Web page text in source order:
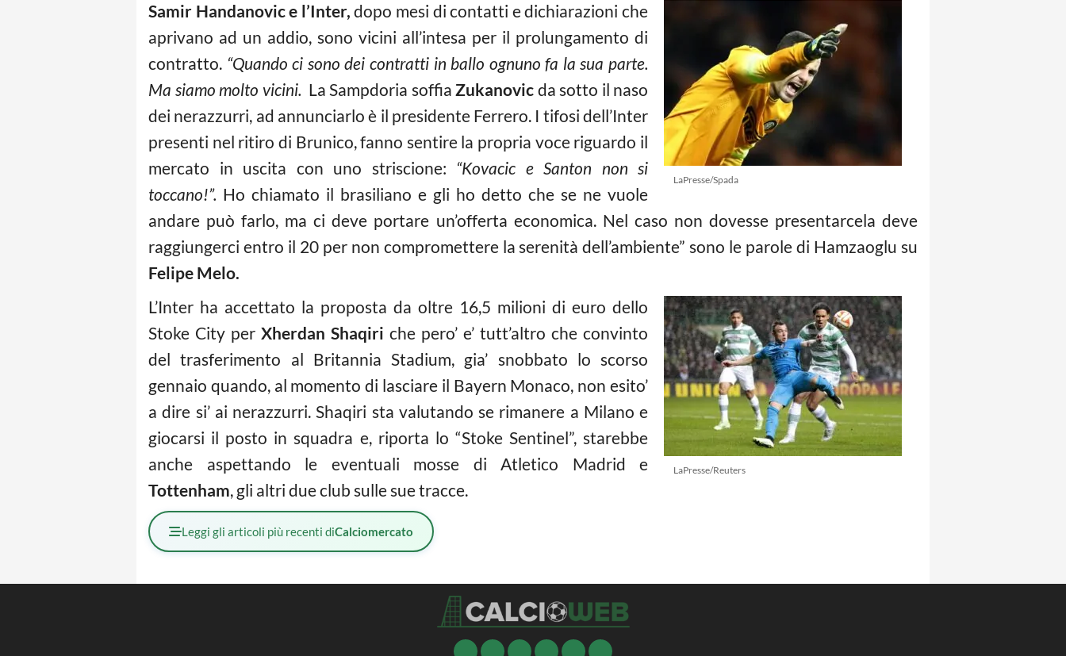
LaPresse/Spada
Samir Handanovic e l’Inter,dopo mesi di contatti e dichiarazioni che
aprivano ad un addio, sono vicini all’intesa per il prolungamento di
contratto. “Quando ci sono dei contratti in ballo ognuno fa la sua parte.
Ma siamo molto vicini. La Sampdoria soffia Zukanovic da sotto il naso
dei nerazzurri, ad annunciarlo è il presidente Ferrero. I tifosi dell’Inter
presenti nel ritiro di Brunico, fanno sentire la propria voce riguardo il
mercato in uscita con uno striscione: “Kovacic e Santon non si
toccano!”. Ho chiamato il brasiliano e gli ho detto che se ne vuole
andare può farlo, ma ci deve portare un’offerta economica. Nel caso non dovesse presentarcela deve
raggiungerci entro il 20 per non compromettere la serenità dell’ambiente” sono le parole di Hamzaoglu su
Felipe Melo.
LaPresse/Reuters
L’Inter ha accettato la proposta da oltre 16,5 milioni di euro dello
Stoke City per Xherdan Shaqiri che pero’ e’ tutt’altro che convinto
del trasferimento al Britannia Stadium, gia’ snobbato lo scorso
gennaio quando, al momento di lasciare il Bayern Monaco, non esito’
a dire si’ ai nerazzurri. Shaqiri sta valutando se rimanere a Milano e
giocarsi il posto in squadra e, riporta lo “Stoke Sentinel”, starebbe
anche aspettando le eventuali mosse di Atletico Madrid e
Tottenham, gli altri due club sulle sue tracce.
Leggi gli articoli più recenti diCalciomercato